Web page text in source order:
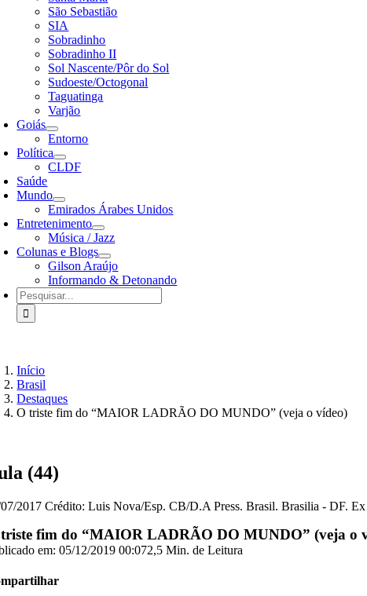
São Sebastião
SIA
Sobradinho
Sobradinho II
Sol Nascente/Pôr do Sol
Sudoeste/Octogonal
Taguatinga
Varjão
Goiás
Entorno
Política
CLDF
Saúde
Mundo
Emirados Árabes Unidos
Entretenimento
Música / Jazz
Colunas e Blogs
Gilson Araújo
Informando & Detonando
Buscar
resultados
para:
Início
Brasil
Destaques
O triste fim do “MAIOR LADRÃO DO MUNDO” (veja o vídeo)
(44)
2017 Crédito: Luis Nova/Esp. CB/D.A Press. Brasil. Brasilia - DF.
fim do “MAIOR LADRÃO DO MUNDO” (veja o
em: 05/12/2019 00:072,5 Min. de Leitura